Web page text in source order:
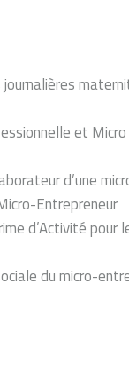
journalières
et
d’une
Entrepreneur
d’Activité pour
du micro-